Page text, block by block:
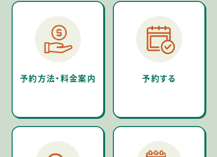
予約方法・料金案内 予約する